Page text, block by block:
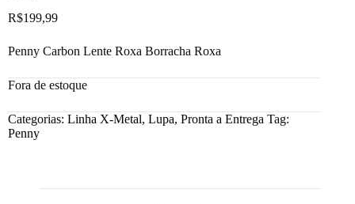
R$199,99
Penny Carbon Lente Roxa Borracha Roxa
Fora de estoque
Categorias: Linha X-Metal, Lupa, Pronta a Entrega Tag:
Penny